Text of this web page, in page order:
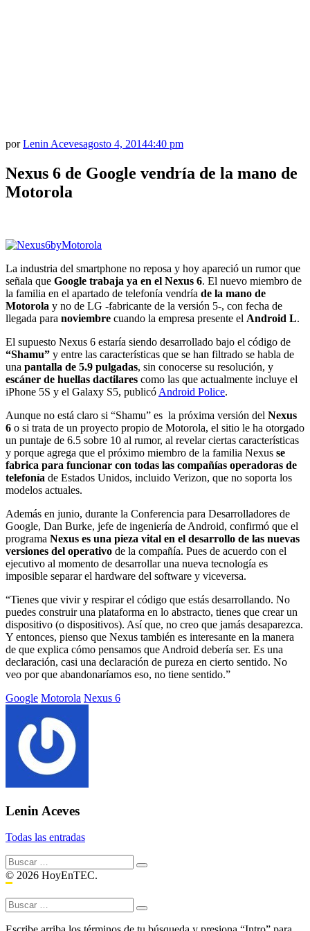
porLenin Acevesagosto 4, 20144:40 pm
Nexus 6 de Google vendría de la mano de
Motorola
La industria del smartphone no reposa y hoy apareció un rumor que
señala que Google trabaja ya en el Nexus 6. El nuevo miembro de
la familia en el apartado de telefonía vendría de la mano de
Motorola y no de LG -fabricante de la versión 5-, con fecha de
llegada para noviembre cuando la empresa presente el Android L.
El supuesto Nexus 6 estaría siendo desarrollado bajo el código de
“Shamu” y entre las características que se han filtrado se habla de
una pantalla de 5.9 pulgadas, sin conocerse su resolución, y
escáner de huellas dactilares como las que actualmente incluye el
iPhone 5S y el Galaxy S5, publicó Android Police.
Aunque no está claro si “Shamu” es la próxima versión del Nexus
6 o si trata de un proyecto propio de Motorola, el sitio le ha otorgado
un puntaje de 6.5 sobre 10 al rumor, al revelar ciertas características
y porque agrega que el próximo miembro de la familia Nexus se
fabrica para funcionar con todas las compañías operadoras de
telefonía de Estados Unidos, incluido Verizon, que no soporta los
modelos actuales.
Además en junio, durante la Conferencia para Desarrolladores de
Google, Dan Burke, jefe de ingeniería de Android, confirmó que el
programa Nexus es una pieza vital en el desarrollo de las nuevas
versiones del operativo de la compañía. Pues de acuerdo con el
ejecutivo al momento de desarrollar una nueva tecnología es
imposible separar el hardware del software y viceversa.
“Tienes que vivir y respirar el código que estás desarrollando. No
puedes construir una plataforma en lo abstracto, tienes que crear un
dispositivo (o dispositivos). Así que, no creo que jamás desaparezca.
Y entonces, pienso que Nexus también es interesante en la manera
de que explica cómo pensamos que Android debería ser. Es una
declaración, casi una declaración de pureza en cierto sentido. No
veo por que abandonaríamos eso, no tiene sentido.”
Etiquetado
Google Motorola Nexus 6
Lenin Aceves
Todas las entradas
Buscar:
© 2026 HoyEnTEC.
Buscar: